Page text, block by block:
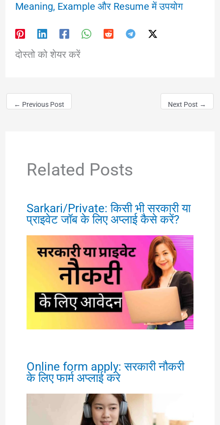
Meaning, Example और Resume में उपयोग
दोस्तो को शेयर करें
← Previous Post Next Post →
Related Posts
Sarkari/Private: किसी भी सरकारी या
प्राइवेट जॉब के लिए अप्लाई कैसे करें?
Online form apply: सरकारी नौकरी
के लिए फार्म अप्लाई करे